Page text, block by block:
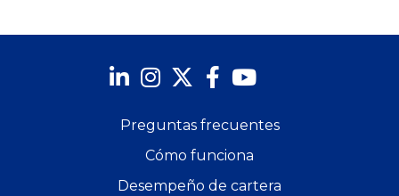
Preguntas frecuentes
Cómo funciona
Desempeño de cartera